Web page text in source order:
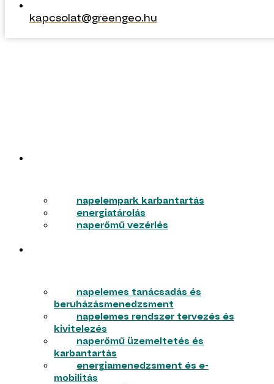
kapcsolat@greengeo.hu
kapcsolat@greengeo.hu
napelempark karbantartás
energiatárolás
naperőmű vezérlés
napelemes tanácsadás és
beruházásmenedzsment
napelemes rendszer tervezés és
kivitelezés
naperőmű üzemeltetés és
karbantartás
energiamenedzsment és e-
mobilitás